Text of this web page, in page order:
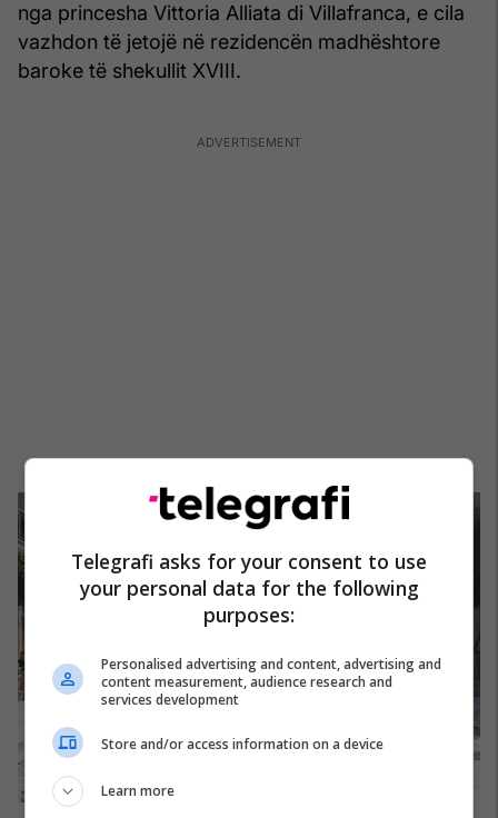
nga princesha Vittoria Alliata di Villafranca, e cila
vazhdon të jetojë në rezidencën madhështore
baroke të shekullit XVIII.
Telegrafi asks for your consent to use
your personal data for the following
purposes:
Personalised advertising and content, advertising and
content measurement, audience research and
services development
Store and/or access information on a device
Learn more